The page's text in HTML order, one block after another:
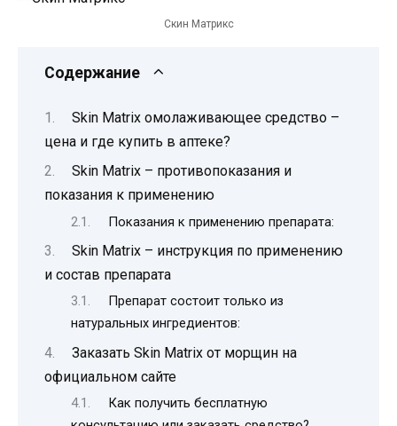
Скин Матрикс
Содержание
Skin Matrix омолаживающее средство –
цена и где купить в аптеке?
Skin Matrix – противопоказания и
показания к применению
Показания к применению препарата:
Skin Matrix – инструкция по применению
и состав препарата
Препарат состоит только из
натуральных ингредиентов:
Заказать Skin Matrix от морщин на
официальном сайте
Как получить бесплатную